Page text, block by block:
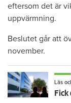
eftersom det är
uppvärmning.
Beslutet går att
november.
Läs